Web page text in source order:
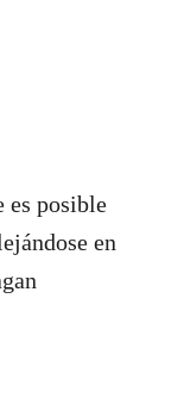
es posible
en